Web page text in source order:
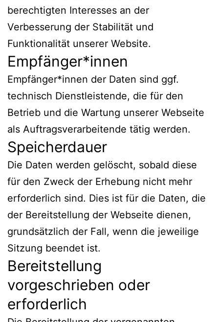
berechtigten Interesses an der
Verbesserung der Stabilität und
Funktionalität unserer Website.
Empfänger*innen
Empfänger*innen der Daten sind ggf.
technisch Dienstleistende, die für den
Betrieb und die Wartung unserer Webseite
als Auftragsverarbeitende tätig werden.
Speicherdauer
Die Daten werden gelöscht, sobald diese
für den Zweck der Erhebung nicht mehr
erforderlich sind. Dies ist für die Daten, die
der Bereitstellung der Webseite dienen,
grundsätzlich der Fall, wenn die jeweilige
Sitzung beendet ist.
Bereitstellung
vorgeschrieben oder
erforderlich